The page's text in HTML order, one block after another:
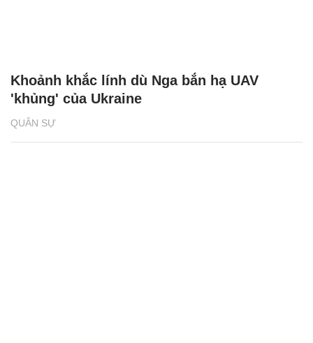
QUÂN SỰ
Khoảnh khắc lính dù Nga bắn hạ UAV
'khủng' của Ukraine